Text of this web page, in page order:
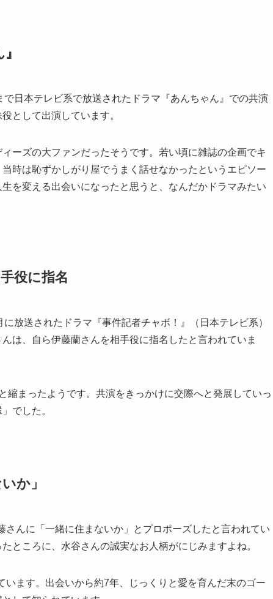
日本テレビ系で放送されたドラマ『あんちゃん』での共演
として出演しています。
ーズの大ファンだったそうです。若い頃に雑誌の企画でキ
時は恥ずかしがり屋でうまく話せなかったというエピソー
を変える出会いになったと思うと、なんだかドラマみたい
役に指名
放送されたドラマ『事件記者チャボ！』（日本テレビ系）
は、自ら伊藤蘭さんを相手役に指名したと言われていま
縮まったようです。共演をきっかけに交際へと発展していっ
でした。
か」
んに「一緒に住まないか」とプロポーズしたと言われてい
ところに、水谷さんの誠実なお人柄がにじみますよね。
ます。出会いから約7年、じっくりと愛を育んだ末のゴー